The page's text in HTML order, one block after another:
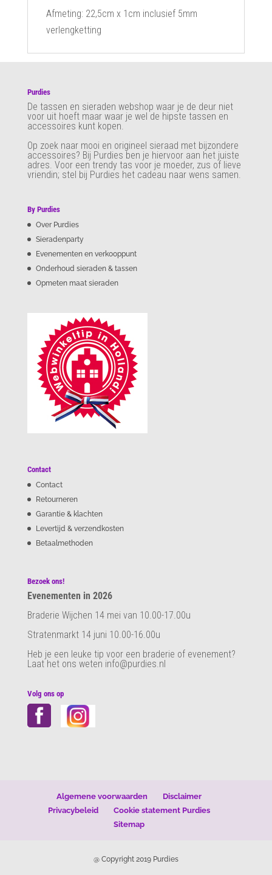
Afmeting: 22,5cm x 1cm inclusief 5mm
verlengketting
Purdies
De tassen en sieraden webshop waar je de deur niet
voor uit hoeft maar waar je wel de hipste tassen en
accessoires kunt kopen.
Op zoek naar mooi en origineel sieraad met bijzondere
accessoires? Bij Purdies ben je hiervoor aan het juiste
adres. Voor een trendy tas voor je moeder, zus of lieve
vriendin; stel bij Purdies het cadeau naar wens samen.
By Purdies
Over Purdies
Sieradenparty
Evenementen en verkooppunt
Onderhoud sieraden & tassen
Opmeten maat sieraden
Contact
Contact
Retourneren
Garantie & klachten
Levertijd & verzendkosten
Betaalmethoden
Bezoek ons!
Evenementen in 2026
Braderie Wijchen 14 mei van 10.00-17.00u
Stratenmarkt 14 juni 10.00-16.00u
Heb je een leuke tip voor een braderie of evenement?
Laat het ons weten info@purdies.nl
Volg ons op
Algemene voorwaarden
Disclaimer
Privacybeleid
Cookie statement Purdies
Sitemap
@ Copyright 2019 Purdies